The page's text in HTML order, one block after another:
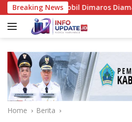
Skip
to
content
Breaking News
Mobil Dimaros Diamankan
Home Berita